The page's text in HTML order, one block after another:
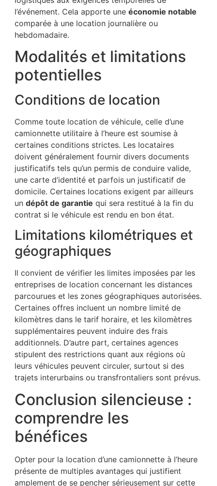
l’événement. Cela apporte une économie notable
comparée à une location journalière ou
hebdomadaire.
Modalités et limitations
potentielles
Conditions de location
Comme toute location de véhicule, celle d’une
camionnette utilitaire à l’heure est soumise à
certaines conditions strictes. Les locataires
doivent généralement fournir divers documents
justificatifs tels qu’un permis de conduire valide,
une carte d’identité et parfois un justificatif de
domicile. Certaines locations exigent par ailleurs
un dépôt de garantie qui sera restitué à la fin du
contrat si le véhicule est rendu en bon état.
Limitations kilométriques et
géographiques
Il convient de vérifier les limites imposées par les
entreprises de location concernant les distances
parcourues et les zones géographiques autorisées.
Certaines offres incluent un nombre limité de
kilomètres dans le tarif horaire, et les kilomètres
supplémentaires peuvent induire des frais
additionnels. D’autre part, certaines agences
stipulent des restrictions quant aux régions où
leurs véhicules peuvent circuler, surtout si des
trajets interurbains ou transfrontaliers sont prévus.
Conclusion silencieuse :
comprendre les
bénéfices
Opter pour la location d’une camionnette à l’heure
présente de multiples avantages qui justifient
amplement de se pencher sérieusement sur cette